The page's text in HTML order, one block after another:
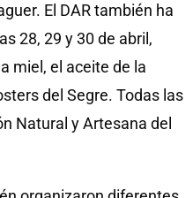
El DAR también ha
28, 29 y 30 de abril,
miel, el aceite de la
del Segre. Todas las
Natural y Artesana del